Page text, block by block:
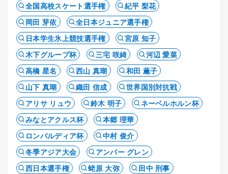
全国高校スケート選手権
紀平 梨花
岡田 芽依
全日本ジュニア選手権
日本学生氷上競技選手権
宮原 知子
木下グループ杯
三宅 咲綺
河辺 愛菜
高橋 星名
西山 真瑚
和田 薫子
山下 真瑚
織田 信成
世界国別対抗戦
アリサ リュウ
鈴木 明子
ネーベルホルン杯
みなとアクルス杯
本郷 理華
ロンバルディア杯
中村 俊介
冬季アジア大会
アンバー グレン
西日本選手権
蛯原 大弥
田中 刑事